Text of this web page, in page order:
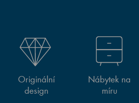
Originální
design
Nábytek na
míru